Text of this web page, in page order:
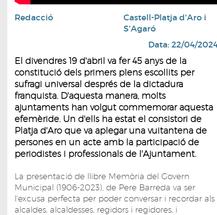
Redacció
Castell-Platja d'Aro i
S'Agaró
Data: 22/04/
El divendres 19 d'abril va fer 45 anys de la
constitució dels primers plens escollits per
sufragi universal després de la dictadura
franquista. D'aquesta manera, molts
ajuntaments han volgut commemorar aquesta
efemèride. Un d'ells ha estat el consistori de
Platja d'Aro que va aplegar una vuitantena de
persones en un acte amb la participació de
periodistes i professionals de l'Ajuntament.
La presentació de llibre Memòria del Govern
Municipal (1906-2023), de Pere Barreda va ser
l'excusa perfecta per poder conversar i recordar als
alcaldes, alcaldesses, regidors i regidores, i